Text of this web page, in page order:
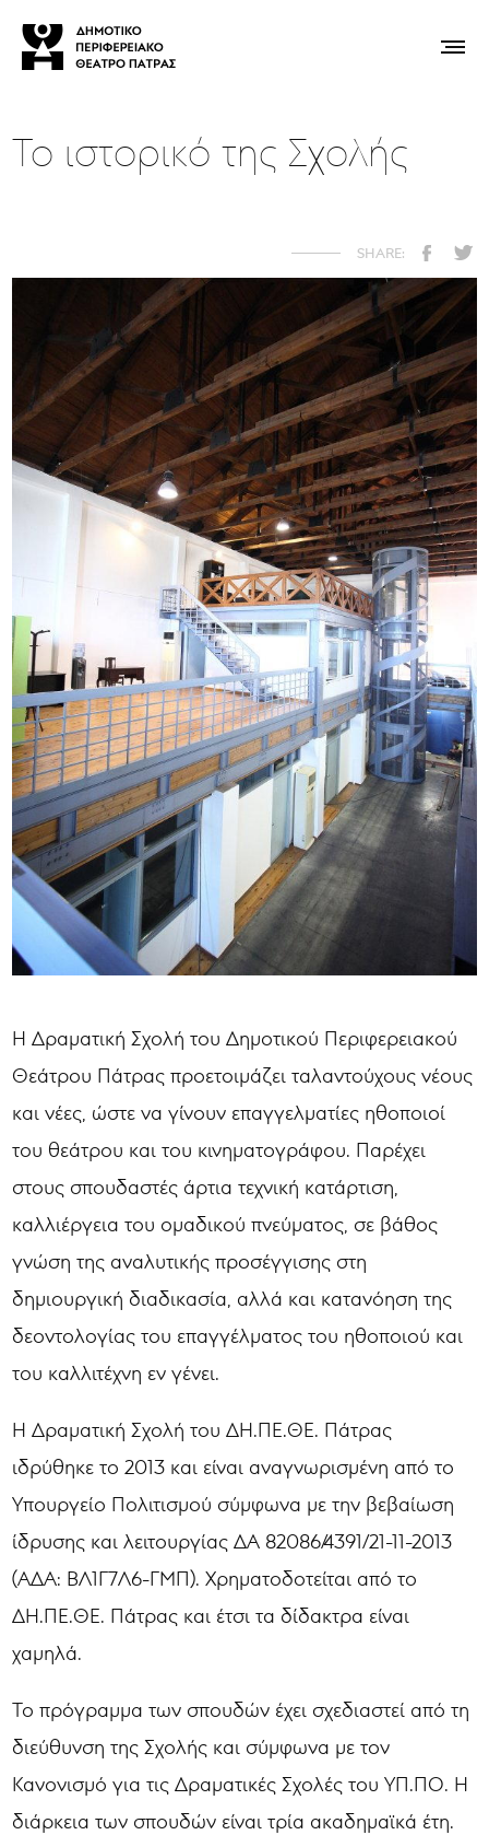
Το ιστορικό της Σχολής
Η Δραματική Σχολή του Δημοτικού Περιφερειακού
Θεάτρου Πάτρας προετοιμάζει ταλαντούχους νέους
και νέες, ώστε να γίνουν επαγγελματίες ηθοποιοί
του θεάτρου και του κινηματογράφου. Παρέχει
στους σπουδαστές άρτια τεχνική κατάρτιση,
καλλιέργεια του ομαδικού πνεύματος, σε βάθος
γνώση της αναλυτικής προσέγγισης στη
δημιουργική διαδικασία, αλλά και κατανόηση της
δεοντολογίας του επαγγέλματος του ηθοποιού και
του καλλιτέχνη εν γένει.
Η Δραματική Σχολή του ΔΗ.ΠΕ.ΘΕ. Πάτρας
ιδρύθηκε το 2013 και είναι αναγνωρισμένη από το
Υπουργείο Πολιτισμού σύμφωνα με την βεβαίωση
ίδρυσης και λειτουργίας ΔΑ 82086/4391/21-11-2013
(ΑΔΑ: ΒΛ1Γ7Λ6-ΓΜΠ). Χρηματοδοτείται από το
ΔΗ.ΠΕ.ΘΕ. Πάτρας και έτσι τα δίδακτρα είναι
χαμηλά.
Το πρόγραμμα των σπουδών έχει σχεδιαστεί από τη
διεύθυνση της Σχολής και σύμφωνα με τον
Κανονισμό για τις Δραματικές Σχολές του ΥΠ.ΠΟ. Η
διάρκεια των σπουδών είναι τρία ακαδημαϊκά έτη.